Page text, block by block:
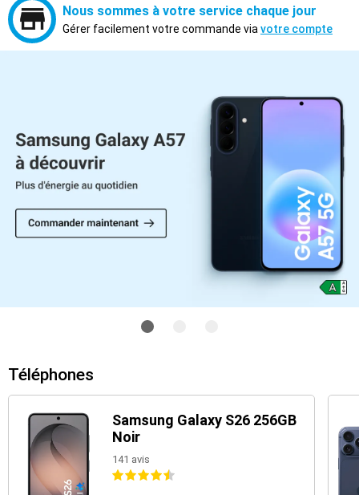
Nous sommes à votre service chaque jour
Gérer facilement votre commande via votre compte
Téléphones
Samsung Galaxy S26 256GB
Noir
141 avis